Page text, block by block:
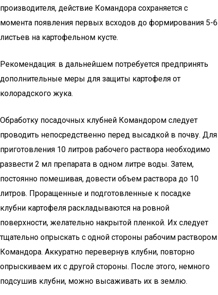
производителя, действие Командора сохраняется с
момента появления первых всходов до формирования 5-6
листьев на картофельном кусте.
Рекомендация: в дальнейшем потребуется предпринять
дополнительные меры для защиты картофеля от
колорадского жука.
Обработку посадочных клубней Командором следует
проводить непосредственно перед высадкой в почву. Для
приготовления 10 литров рабочего раствора необходимо
развести 2 мл препарата в одном литре воды. Затем,
постоянно помешивая, довести объем раствора до 10
литров. Проращенные и подготовленные к посадке
клубни картофеля раскладываются на ровной
поверхности, желательно накрытой пленкой. Их следует
тщательно опрыскать с одной стороны рабочим раствором
Командора. Аккуратно перевернув клубни, повторно
опрыскиваем их с другой стороны. После этого, немного
подсушив клубни, можно высаживать их в землю.